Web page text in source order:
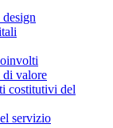
di valore
costitutivi del
servizio